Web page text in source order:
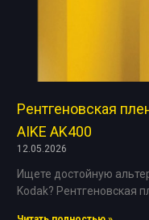
Рентгеновская
AIKE AK400
12.05.2026
Ищете достойную
Kodak? Рентгеновская